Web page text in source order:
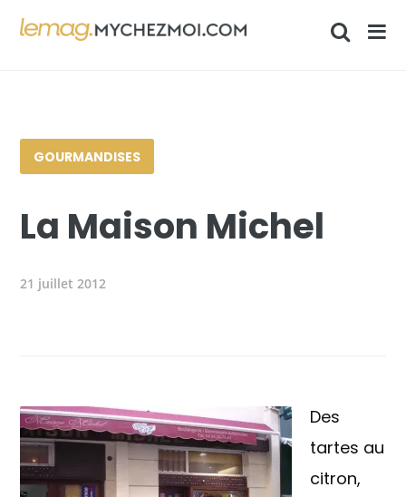
GOURMANDISES
La Maison Michel
21 juillet 2012
Des
tartes au
citron,